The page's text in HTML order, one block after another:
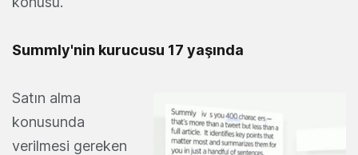
Summly'nin kurucusu 17 yaşında
Satın alma
konusunda
verilmesi gereken